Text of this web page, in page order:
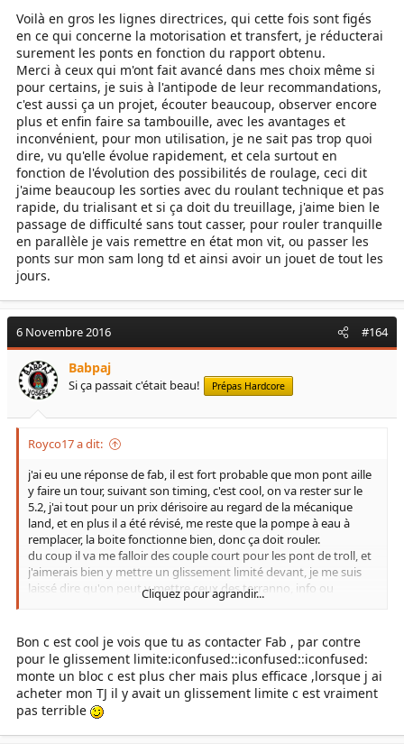
Voilà en gros les lignes directrices, qui cette fois sont figés
en ce qui concerne la motorisation et transfert, je réducterai
surement les ponts en fonction du rapport obtenu.
Merci à ceux qui m'ont fait avancé dans mes choix même si
pour certains, je suis à l'antipode de leur recommandations,
c'est aussi ça un projet, écouter beaucoup, observer encore
plus et enfin faire sa tambouille, avec les avantages et
inconvénient, pour mon utilisation, je ne sait pas trop quoi
dire, vu qu'elle évolue rapidement, et cela surtout en
fonction de l'évolution des possibilités de roulage, ceci dit
j'aime beaucoup les sorties avec du roulant technique et pas
rapide, du trialisant et si ça doit du treuillage, j'aime bien le
passage de difficulté sans tout casser, pour rouler tranquille
en parallèle je vais remettre en état mon vit, ou passer les
ponts sur mon sam long td et ainsi avoir un jouet de tout les
jours.
6 Novembre 2016 #164
Babpaj
Si ça passait c'était beau! Prépas Hardcore
Royco17 a dit:
j'ai eu une réponse de fab, il est fort probable que mon pont aille
y faire un tour, suivant son timing, c'est cool, on va rester sur le
5.2, j'ai tout pour un prix dérisoire au regard de la mécanique
land, et en plus il a été révisé, me reste que la pompe à eau à
remplacer, la boite fonctionne bien, donc ça doit rouler.
du coup il va me falloir des couple court pour les pont de troll, et
j'aimerais bien y mettre un glissement limité devant, je me suis
laissé dire qu'on peut y mettre ceux des terranno, info ou
Cliquez pour agrandir...
Bon c est cool je vois que tu as contacter Fab , par contre
pour le glissement limite:iconfused::iconfused::iconfused:
monte un bloc c est plus cher mais plus efficace ,lorsque j ai
acheter mon TJ il y avait un glissement limite c est vraiment
pas terrible